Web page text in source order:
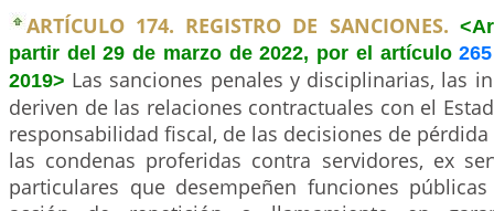
ARTÍCULO 174. REGISTRO DE SANCIONES.
partir del 29 de marzo de 2022, por el artículo265
2019> Las sanciones penales y disciplinarias, las
deriven de las relaciones contractuales con el
responsabilidad fiscal, de las decisiones de
las condenas proferidas contra servidores, ex
particulares que desempeñen funciones